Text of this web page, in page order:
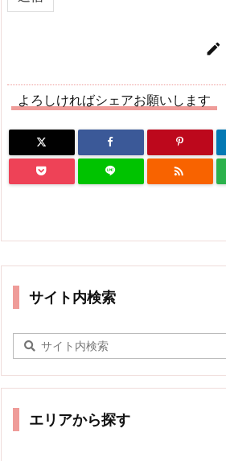

よろしければシェアお願いします

サイト内検索
エリアから探す